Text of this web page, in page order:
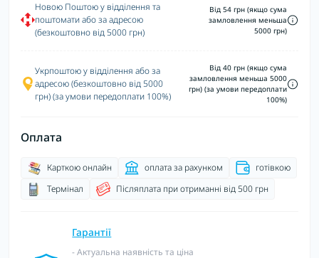
Новою Поштою у відділення та
поштомати або за адресою
(безкоштовно від 5000 грн)
Від 54 грн (якщо сума
замловлення меньша
5000 грн)
Укрпоштою у відділення або за
адресою (безкоштовно від 5000
грн) (за умови передоплати 100%)
Від 40 грн (якщо сума
замловлення меньша 5000
грн) (за умови передоплати
100%)
Оплата
Карткою онлайн оплата за рахунком
готівкою
Термінал
Післяплата при отриманні від 500 грн
Гарантії
- Актуальна наявність та ціна